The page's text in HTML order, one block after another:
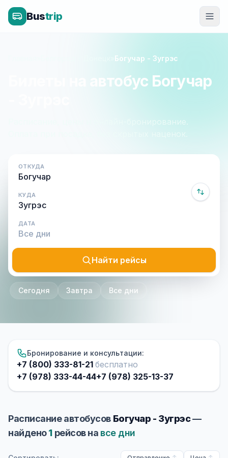
Bustrip
Богучар - Зугрэс
Билеты на автобус Богучар
Расписание, цены и онлайн-бронирование.
Оплата при посадке, без скрытых наценок.
ОТКУДА
КУДА
ДАТА
Найти рейсы
Сегодня Завтра Все дни
Бронирование и консультации:
+7 (800) 333-81-21 бесплатно
+7 (978) 333-44-44+7 (978) 325-13-37
Расписание автобусов Богучар - Зугрэс—
найдено1рейсов на все дни